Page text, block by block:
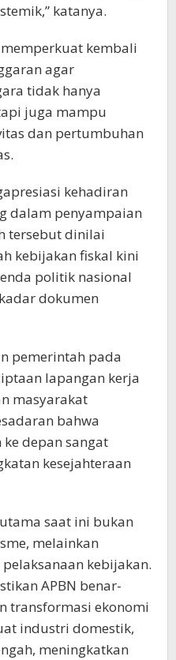
katanya.
kembali
agar
tidak hanya
juga mampu
dan pertumbuhan
kehadiran
dalam penyampaian
tersebut dinilai
kebijakan fiskal kini
politik nasional
dokumen
pemerintah pada
lapangan kerja
masyarakat
bahwa
depan sangat
kesejahteraan
saat ini bukan
melainkan
kebijakan.
APBN benar-
transformasi ekonomi
industri domestik,
meningkatkan